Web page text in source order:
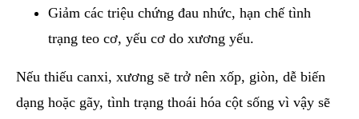
Giảm các triệu chứng đau nhức, hạn chế tình
trạng teo cơ, yếu cơ do xương yếu.
Nếu thiếu canxi, xương sẽ trở nên xốp, giòn, dễ biến
dạng hoặc gãy, tình trạng thoái hóa cột sống vì vậy sẽ